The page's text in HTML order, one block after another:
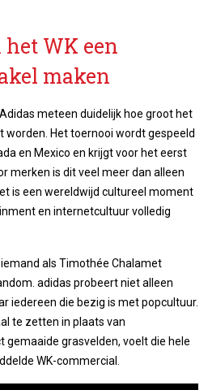
WK een
maken
meteen duidelijk hoe groot het
worden. Het toernooi wordt gespeeld
en Mexico en krijgt voor het eerst
merken is dit veel meer dan alleen
is een wereldwijd cultureel moment
en internetcultuur volledig
als Timothée Chalamet
adidas probeert niet alleen
iedereen die bezig is met popcultuur.
te zetten in plaats van
grasvelden, voelt die hele
WK-commercial.